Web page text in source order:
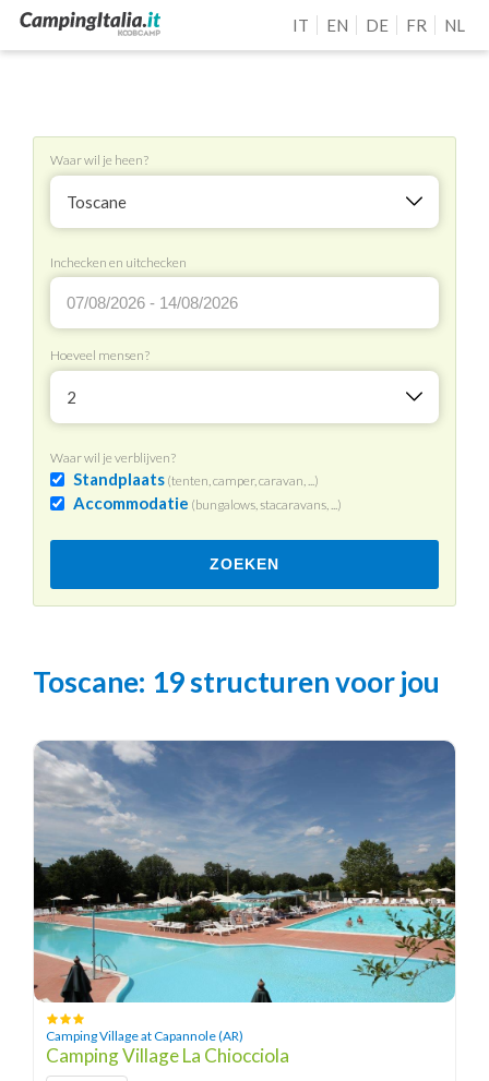
IT EN DE FR NL
Waar wil je heen?
Toscane
Inchecken en uitchecken
Hoeveel mensen?
2
Waar wil je verblijven?
Standplaats(tenten, camper, caravan, ...)
Accommodatie (bungalows, stacaravans, ...)
ZOEKEN
Toscane: 19 structuren voor jou
Camping Village at Capannole (AR)
Camping Village La Chiocciola